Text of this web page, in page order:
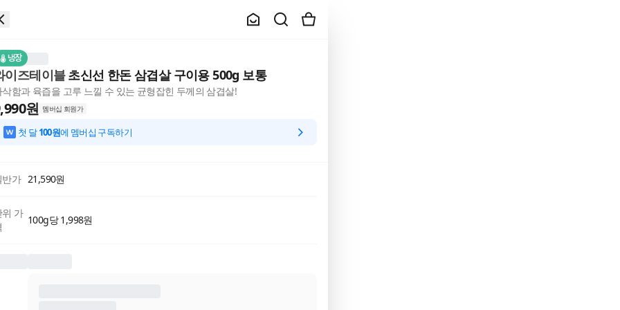
냉장
이즈테이블초신선 한돈 삼겹살 구이용 500g 보통
삭함과 육즙을 고루 느낄 수 있는 균형잡힌 두께의 삼겹살!
원 멤버십 회원가
첫 달100원에 멤버십 구독하기
반가 21,590원
위 가
100g당 1,998원